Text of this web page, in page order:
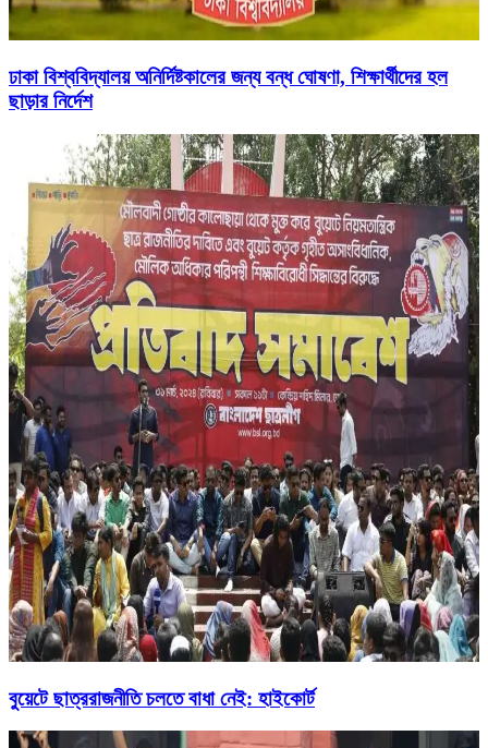
ঢাকা বিশ্ববিদ্যালয় অনির্দিষ্টকালের জন্য বন্ধ ঘোষণা, শিক্ষার্থীদের হল
ছাড়ার নির্দেশ
বুয়েটে ছাত্ররাজনীতি চলতে বাধা নেই: হাইকোর্ট